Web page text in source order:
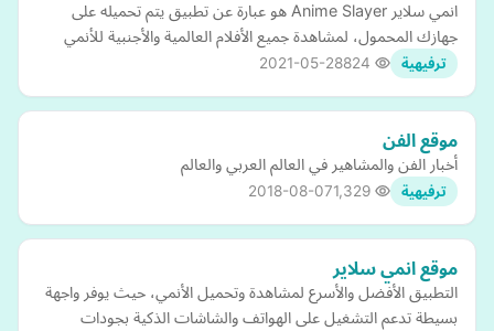
انمي سلاير Anime Slayer هو عبارة عن تطبيق يتم تحميله على
جهازك المحمول، لمشاهدة جميع الأفلام العالمية والأجنبية للأنمي
ترفيهية 2021-05-28
موقع الفن
أخبار الفن والمشاهير في العالم العربي والعالم
ترفيهية 2018-08-07
موقع انمي سلاير
التطبيق الأفضل والأسرع لمشاهدة وتحميل الأنمي، حيث يوفر واجهة
بسيطة تدعم التشغيل على الهواتف والشاشات الذكية بجودات